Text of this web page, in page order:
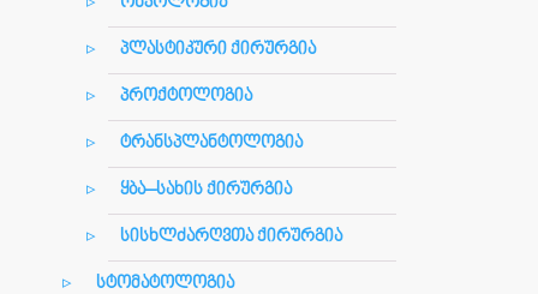
პლასტიკური ქირურგია
პროქტოლოგია
ტრანსპლანტოლოგია
ყბა–სახის ქირურგია
სისხლძარღვთა ქირურგია
სტომატოლოგია